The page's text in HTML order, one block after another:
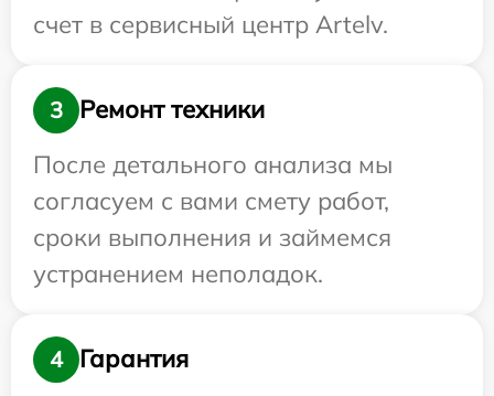
счет в сервисный центр Artelv.
3
Ремонт техники
После детального анализа мы
согласуем с вами смету работ,
сроки выполнения и займемся
устранением неполадок.
4
Гарантия